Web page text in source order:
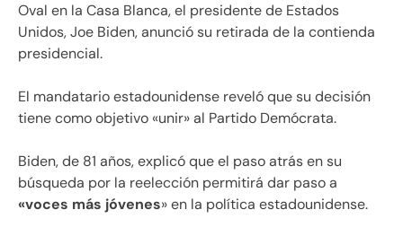
Oval en la Casa Blanca, el presidente de Estados
Unidos, Joe Biden, anunció su retirada de la contienda
presidencial.
El mandatario estadounidense reveló que su decisión
tiene como objetivo «unir» al Partido Demócrata.
Biden, de 81 años, explicó que el paso atrás en su
búsqueda por la reelección permitirá dar paso a
«voces más jóvenes» en la política estadounidense.